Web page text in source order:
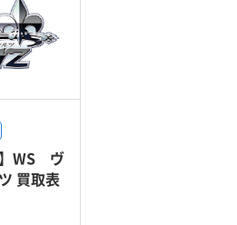
】WS ヴ
買取表